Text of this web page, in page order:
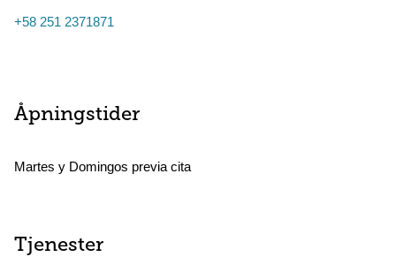
+58 251 2371871
Åpningstider
Martes y Domingos previa cita
Tjenester